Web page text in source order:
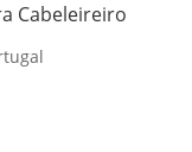
Cabeleireiro